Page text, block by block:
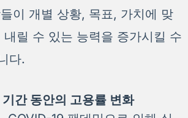
이 개별 상황, 목표, 가치에 맞
릴 수 있는 능력을 증가시킬 수
다.
간 동안의 고용률 변화